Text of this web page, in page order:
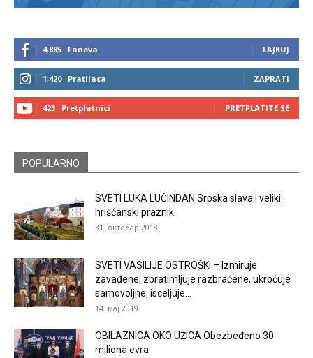
4,885 Fanova LAJKUJ
1,420 Pratilaca ZAPRATI
423 Pretplatnici PRETPLATITE SE
POPULARNO
SVETI LUKA LUČINDAN Srpska slava i veliki
hrišćanski praznik
31. октобар 2018.
SVETI VASILIJE OSTROŠKI – Izmiruje
zavađene, zbratimljuje razbraćene, ukroćuje
samovoljne, isceljuje...
14. мај 2019.
OBILAZNICA OKO UŽICA Obezbeđeno 30
miliona evra